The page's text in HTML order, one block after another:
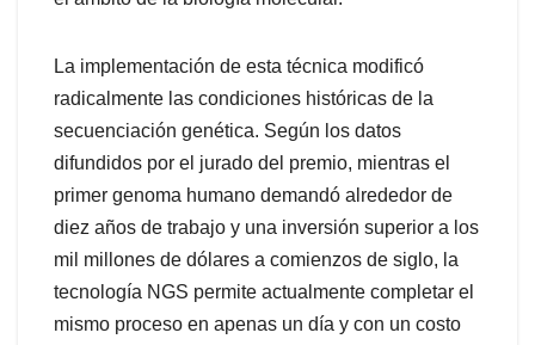
La implementación de esta técnica modificó
radicalmente las condiciones históricas de la
secuenciación genética. Según los datos
difundidos por el jurado del premio, mientras el
primer genoma humano demandó alrededor de
diez años de trabajo y una inversión superior a los
mil millones de dólares a comienzos de siglo, la
tecnología NGS permite actualmente completar el
mismo proceso en apenas un día y con un costo